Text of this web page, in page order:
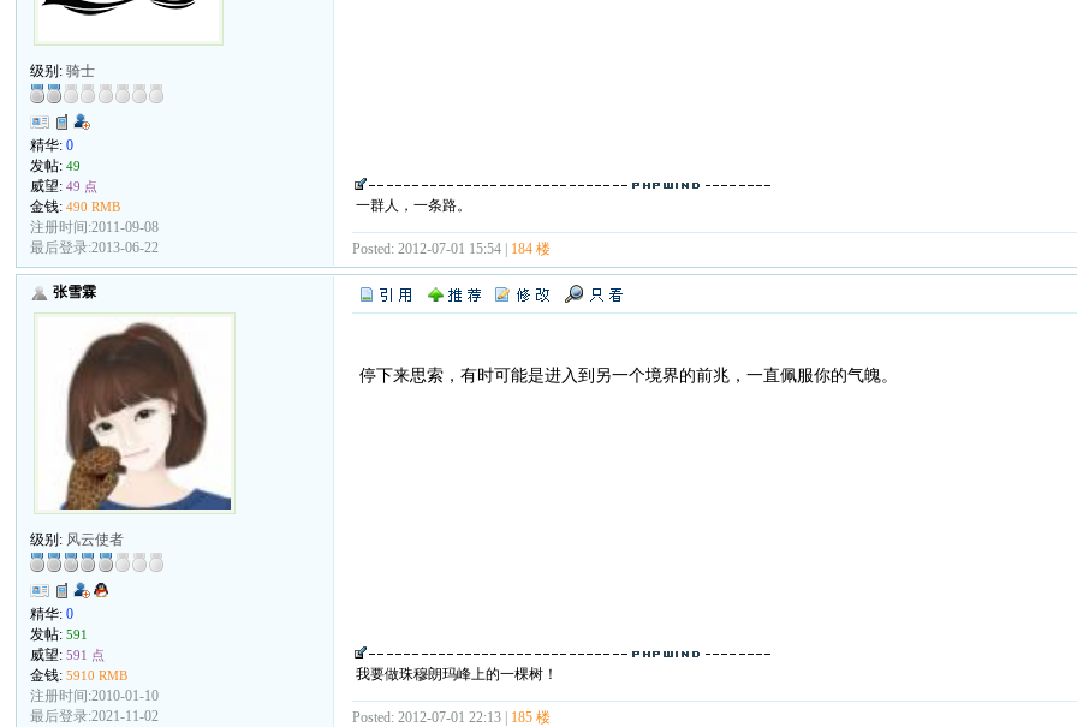
级别:骑士
精华:0
发帖:49
威望:49 点
金钱:490 RMB
注册时间:2011-09-08
最后登录:2013-06-22
一群人，一条路。
Posted: 2012-07-01 15:54 | 184 楼
张雪霖
级别: 风云使者
精华:0
发帖:591
威望:591 点
金钱:5910 RMB
注册时间:2010-01-10
最后登录:2021-11-02
停下来思索，有时可能是进入到另一个境界的前兆，一直佩服你的气魄。
我要做珠穆朗玛峰上的一棵树！
Posted: 2012-07-01 22:13 | 185 楼